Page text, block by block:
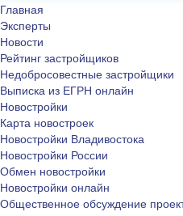
Главная
Эксперты
Новости
Рейтинг застройщиков
Недобросовестные застройщики
Выписка из ЕГРН онлайн
Новостройки
Карта новостроек
Новостройки Владивостока
Новостройки России
Обмен новостройки
Новостройки онлайн
Общественное обсуждение